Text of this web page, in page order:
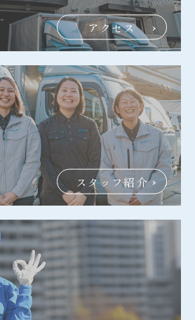
アクセス
スタッフ紹介